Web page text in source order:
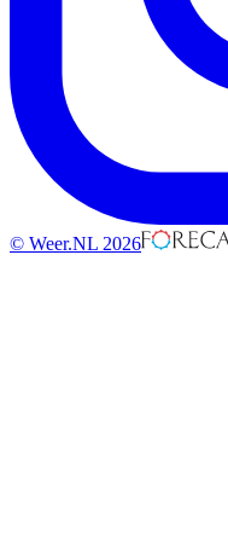
© Weer.NL 2026